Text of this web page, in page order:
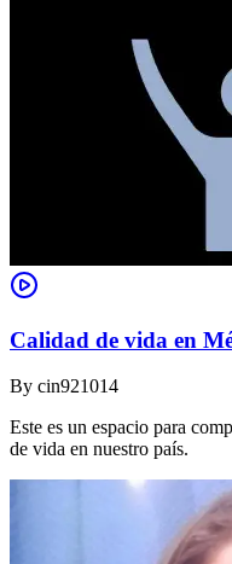
Calidad de vida en
By cin921014
Este es un espacio para
de vida en nuestro país.